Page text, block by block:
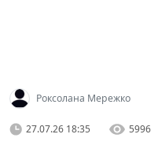
Роксолана Мережко
27.07.26 18:35 5996